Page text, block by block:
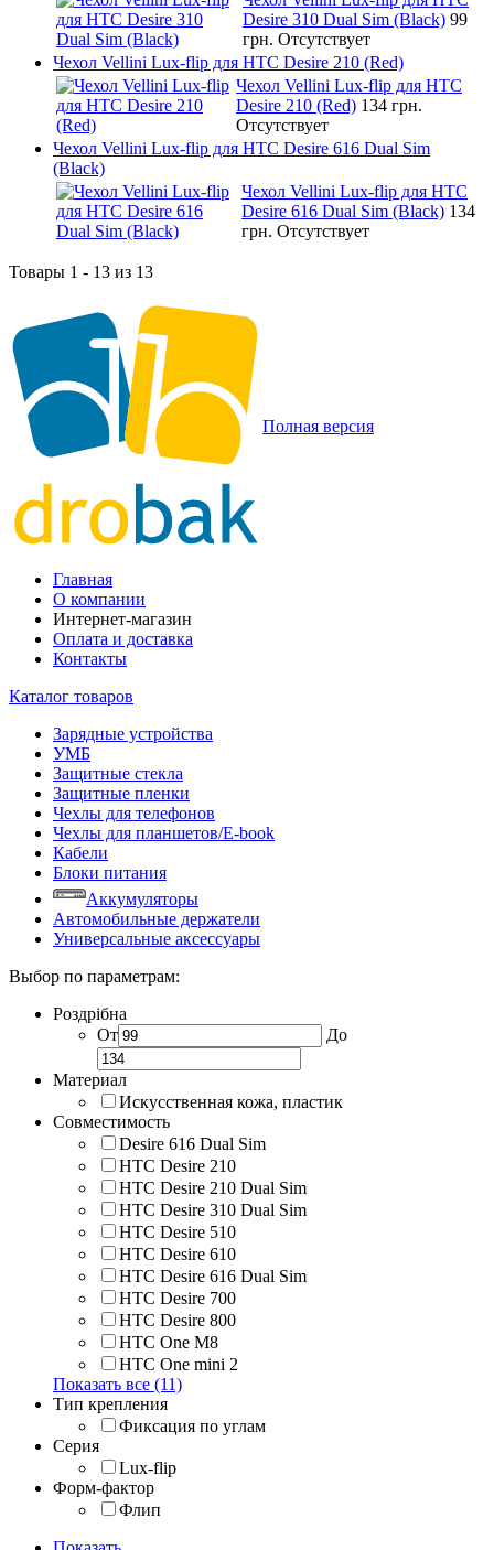
Desire 310 Dual Sim (Black) 99
грн. Отсутствует
Чехол Vellini Lux-flip для HTC Desire 210 (Red)
Чехол Vellini Lux-flip для HTC
Desire 210 (Red) 134 грн.
Отсутствует
Чехол Vellini Lux-flip для HTC Desire 616 Dual Sim
(Black)
Чехол Vellini Lux-flip для HTC
Desire 616 Dual Sim (Black) 134
грн. Отсутствует
Товары 1 - 13 из 13
Полная версия
Главная
О компании
Интернет-магазин
Оплата и доставка
Контакты
Каталог товаров
Зарядные устройства
УМБ
Защитные стекла
Защитные пленки
Чехлы для телефонов
Чехлы для планшетов/E-book
Кабели
Блоки питания
Аккумуляторы
Автомобильные держатели
Универсальные аксессуары
Выбор по параметрам:
Роздрібна
От
До
Материал
Искусственная кожа, пластик
Совместимость
Desire 616 Dual Sim
HTC Desire 210
HTC Desire 210 Dual Sim
HTC Desire 310 Dual Sim
HTC Desire 510
HTC Desire 610
HTC Desire 616 Dual Sim
HTC Desire 700
HTC Desire 800
HTC One M8
HTC One mini 2
Показать все (11)
Тип крепления
Фиксация по углам
Серия
Lux-flip
Форм-фактор
Флип